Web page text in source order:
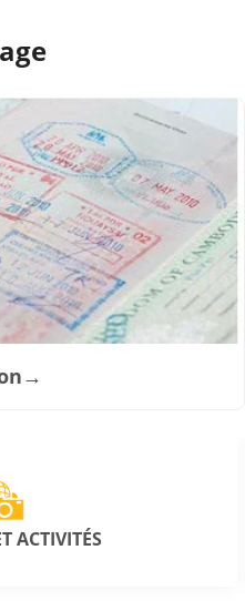
→
ACTIVITÉS